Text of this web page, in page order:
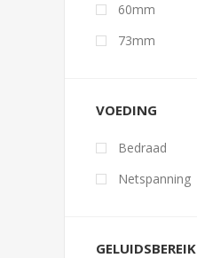
60mm
73mm
VOEDING
Bedraad
Netspanning
GELUIDSBEREIK